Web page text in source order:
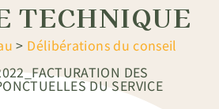
TECHNIQUE
> Délibérations du conseil
DES
DU SERVICE